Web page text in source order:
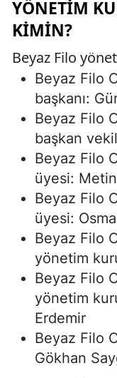
YÖNETIM
KIMIN?
Beyaz Filo
Beyaz Filo
başkanı:
Beyaz Filo
başkan
Beyaz Filo
üyesi:
Beyaz Filo
üyesi:
Beyaz Filo
yönetim
Beyaz Filo
yönetim
Erdemir
Beyaz Filo
Gökhan